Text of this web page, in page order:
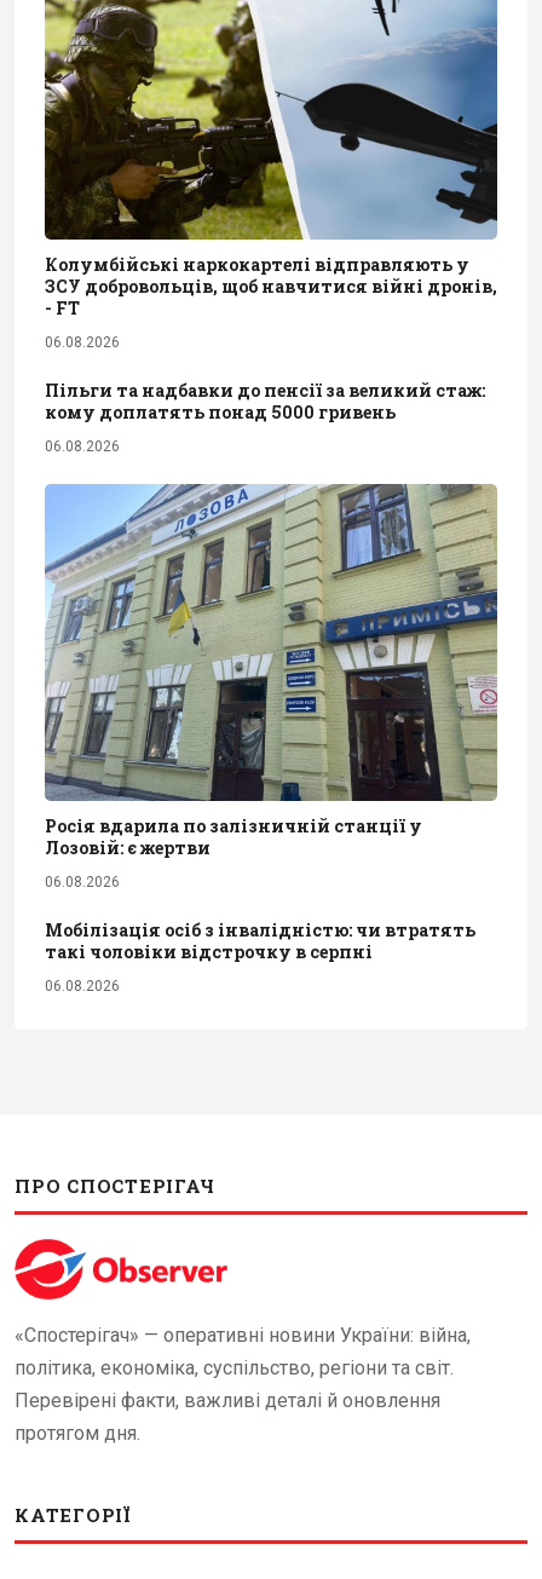
Колумбійські наркокартелі відправляють у
ЗСУ добровольців, щоб навчитися війні дронів,
- FT
06.08.2026
Пільги та надбавки до пенсії за великий стаж:
кому доплатять понад 5000 гривень
06.08.2026
Росія вдарила по залізничній станції у
Лозовій: є жертви
06.08.2026
Мобілізація осіб з інвалідністю: чи втратять
такі чоловіки відстрочку в серпні
06.08.2026
ПРО СПОСТЕРІГАЧ
«Спостерігач» — оперативні новини України: війна,
політика, економіка, суспільство, регіони та світ.
Перевірені факти, важливі деталі й оновлення
протягом дня.
КАТЕГОРІЇ